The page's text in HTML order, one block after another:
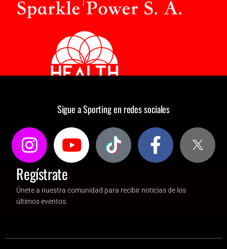
Sigue a Sporting en redes sociales
Regístrate
Únete a nuestra comunidad para recibir noticias de los
últimos eventos.